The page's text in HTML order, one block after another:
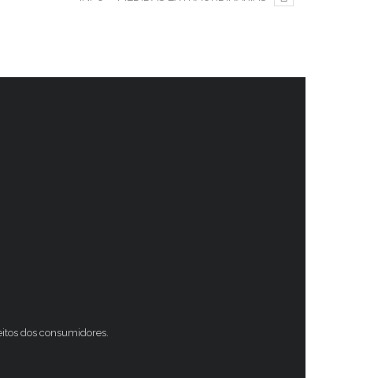
dos consumidores.